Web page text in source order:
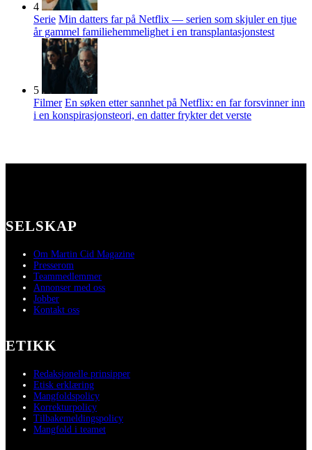
4
Serie Min datters far på Netflix — serien som skjuler en tjue
år gammel familiehemmelighet i en transplantasjonstest
5
Filmer En søken etter sannhet på Netflix: en far forsvinner inn
i en konspirasjonsteori, en datter frykter det verste
SELSKAP
Om Martin Cid Magazine
Presserom
Teammedlemmer
Annonser med oss
Jobber
Kontakt oss
ETIKK
Redaksjonelle prinsipper
Etisk erklæring
Mangfoldspolicy
Korrekturpolicy
Tilbakemeldingspolicy
Mangfold i teamet